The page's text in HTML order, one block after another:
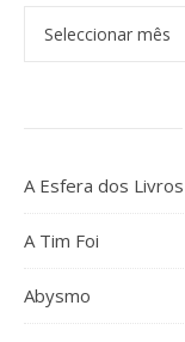
A Esfera dos Livros
A Tim Foi
Abysmo